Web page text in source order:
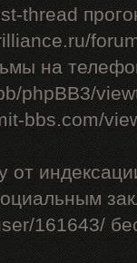
thread
на
phpBB3/
bbs.com/
от
161643/